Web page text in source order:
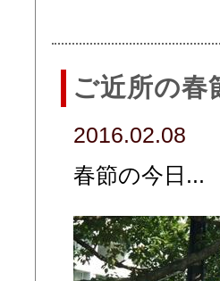
ご近所の春
2016.02.08
春節の今日...